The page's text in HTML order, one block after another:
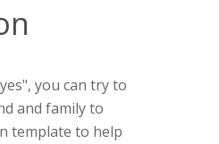
you can try to
and family to
template to help